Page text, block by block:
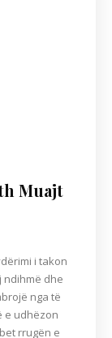
Muajt
ndihmë dhe
nga të
e udhëzon
rrugën e